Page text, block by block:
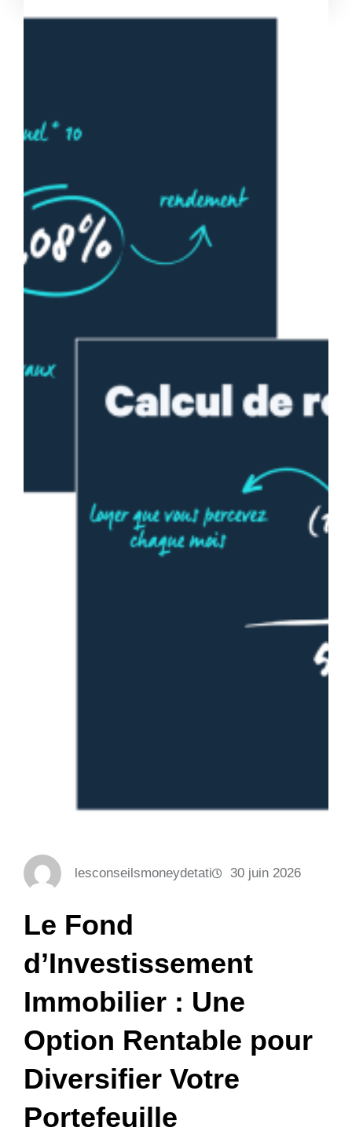
lesconseilsmoneydetati 30 juin 2026
Le Fond
d’Investissement
Immobilier : Une
Option Rentable pour
Diversifier Votre
Portefeuille